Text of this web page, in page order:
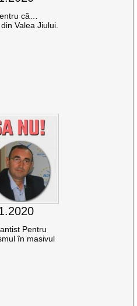
că…
Valea Jiului.
Pentru
în masivul